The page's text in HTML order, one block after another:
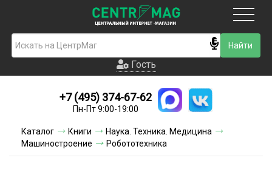
Гость
Новинки
Условия доставки
Гость
+7 (495) 374-67-62
Пн-Пт 9:00-19:00
Каталог Книги
Наука. Техника. Медицина
Машиностроение
Робототехника